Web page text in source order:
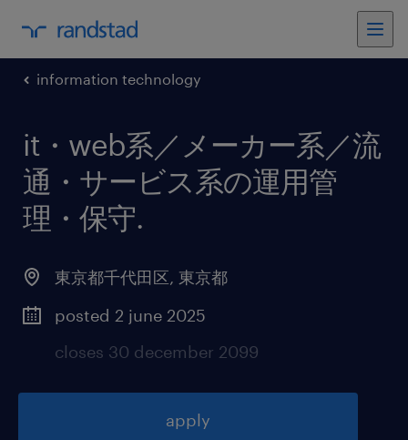
information technology
it・web系／メーカー系／流
通・サービス系の運用管
理・保守.
東京都千代田区, 東京都
posted 2 june 2025
closes 30 december 2099
apply